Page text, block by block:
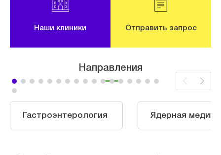
Наши клиники Отправить запрос
Направления
Гастроэнтерология Ядерная